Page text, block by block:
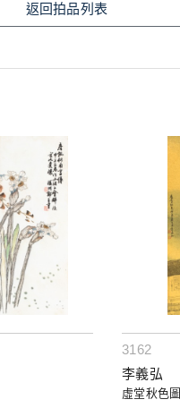
返回拍品列表
3162
李義弘
虛堂秋色圖